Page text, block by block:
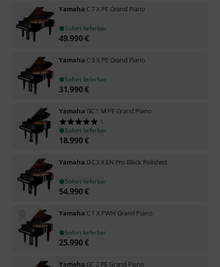
Yamaha C 7 X PE Grand Piano
Sofort lieferbar
49.990€
Yamaha C 3 X PE Grand Piano
Sofort lieferbar
31.990€
Yamaha GC 1 M PE Grand Piano
1
Sofort lieferbar
18.990€
Yamaha D C3 X EN Pro Black Polished
Sofort lieferbar
54.990€
Yamaha C 1 X PWH Grand Piano
Sofort lieferbar
25.990€
Yamaha GC 2 PE Grand Piano